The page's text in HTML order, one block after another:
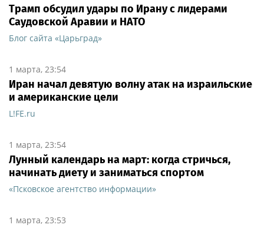
Трамп обсудил удары по Ирану с лидерами
Саудовской Аравии и НАТО
Блог сайта «Царьград»
1 марта, 23:54
Иран начал девятую волну атак на израильские
и американские цели
L!FE.ru
1 марта, 23:54
Лунный календарь на март: когда стричься,
начинать диету и заниматься спортом
«Псковское агентство информации»
1 марта, 23:53